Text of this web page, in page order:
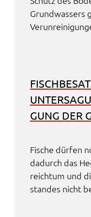
Grund­was­sers
GUNG DER
Fische dürfen
dadurch das
reich­tum und
stan­des nicht